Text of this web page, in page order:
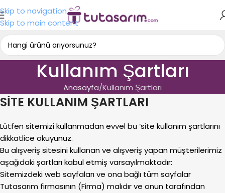
Skip to navigation
Skip to main content
Kullanım Şartları
Anasayfa Kullanım Şartları
SİTE KULLANIM ŞARTLARI
Lütfen sitemizi kullanmadan evvel bu ‘site kullanım şartlarını
dikkatlice okuyunuz.
Bu alışveriş sitesini kullanan ve alışveriş yapan müşterilerimiz
aşağıdaki şartları kabul etmiş varsayılmaktadır:
Sitemizdeki web sayfaları ve ona bağlı tüm sayfalar
Tutasarım firmasının (Firma) malıdır ve onun tarafından